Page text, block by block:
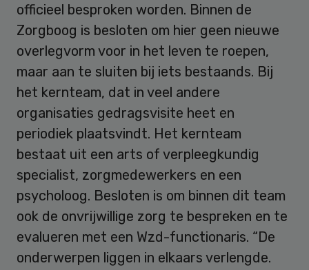
officieel besproken worden. Binnen de
Zorgboog is besloten om hier geen nieuwe
overlegvorm voor in het leven te roepen,
maar aan te sluiten bij iets bestaands. Bij
het kernteam, dat in veel andere
organisaties gedragsvisite heet en
periodiek plaatsvindt. Het kernteam
bestaat uit een arts of verpleegkundig
specialist, zorgmedewerkers en een
psycholoog. Besloten is om binnen dit team
ook de onvrijwillige zorg te bespreken en te
evalueren met een Wzd-functionaris. “De
onderwerpen liggen in elkaars verlengde.